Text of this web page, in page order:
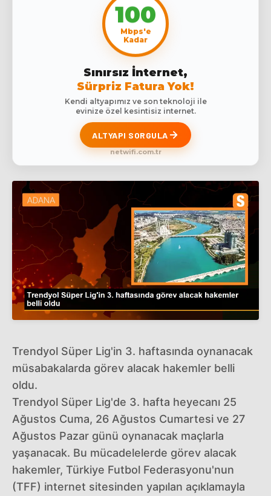
100
Mbps'e
Kadar
Sınırsız İnternet,
Sürpriz Fatura Yok!
Kendi altyapımız ve son teknoloji ile
evinize özel kesintisiz internet.
ALTYAPI SORGULA
netwifi.com.tr
Trendyol Süper Lig'in 3. haftasında oynanacak
müsabakalarda görev alacak hakemler belli
oldu.
Trendyol Süper Lig'de 3. hafta heyecanı 25
Ağustos Cuma, 26 Ağustos Cumartesi ve 27
Ağustos Pazar günü oynanacak maçlarla
yaşanacak. Bu mücadelelerde görev alacak
hakemler, Türkiye Futbol Federasyonu'nun
(TFF) internet sitesinden yapılan açıklamayla